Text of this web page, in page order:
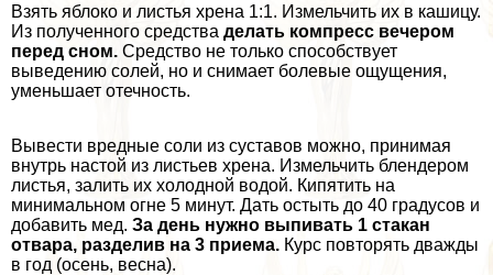
Взять яблоко и листья хрена 1:1. Измельчить их в кашицу.
Из полученного средства делать компресс вечером
перед сном. Средство не только способствует
выведению солей, но и снимает болевые ощущения,
уменьшает отечность.
Вывести вредные соли из суставов можно, принимая
внутрь настой из листьев хрена. Измельчить блендером
листья, залить их холодной водой. Кипятить на
минимальном огне 5 минут. Дать остыть до 40 градусов и
добавить мед. За день нужно выпивать 1 стакан
отвара, разделив на 3 приема. Курс повторять дважды
в год (осень, весна).